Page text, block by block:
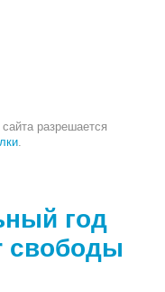
разрешается
год
свободы